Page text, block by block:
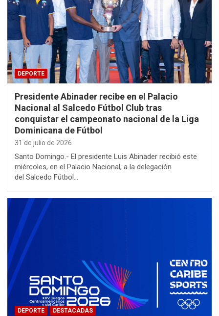
DEPORTE
Presidente Abinader recibe en el Palacio
Nacional al Salcedo Fútbol Club tras
conquistar el campeonato nacional de la Liga
Dominicana de Fútbol
31 de julio de 2026
Santo Domingo.- El presidente Luis Abinader recibió este
miércoles, en el Palacio Nacional, a la delegación
del Salcedo Fútbol…
DEPORTE DESTACADAS